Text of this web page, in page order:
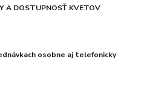
A DOSTUPNOSŤ KVETOV
osobne aj telefonicky